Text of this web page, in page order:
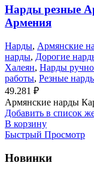
Нарды резные
Армения
Нарды, Армянские
нарды, Дорогие
Халеян, Нарды
работы, Резные
49.281 ₽
Армянские нарды
Добавить в список
В корзину
Быстрый Просмотр
Новинки